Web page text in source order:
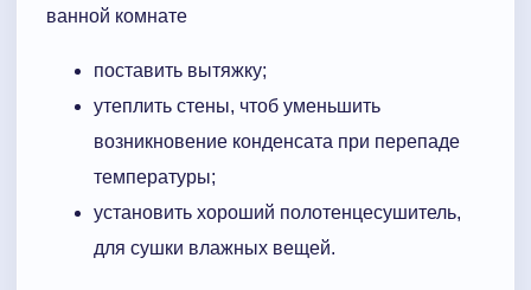
ванной комнате
поставить вытяжку;
утеплить стены, чтоб уменьшить
возникновение конденсата при перепаде
температуры;
установить хороший полотенцесушитель,
для сушки влажных вещей.